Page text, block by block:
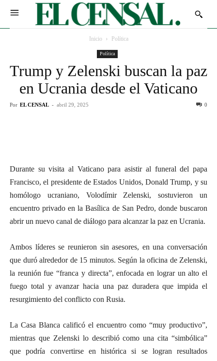
Inicio Política
Política
Trump y Zelenski buscan la paz
en Ucrania desde el Vaticano
Por EL CENSAL - abril 29, 2025 0
Durante su visita al Vaticano para asistir al funeral del papa
Francisco, el presidente de Estados Unidos, Donald Trump, y su
homólogo ucraniano, Volodímir Zelenski, sostuvieron un
encuentro privado en la Basílica de San Pedro, donde buscaron
abrir un nuevo canal de diálogo para alcanzar la paz en Ucrania.
Ambos líderes se reunieron sin asesores, en una conversación
que duró alrededor de 15 minutos. Según la oficina de Zelenski,
la reunión fue “franca y directa”, enfocada en lograr un alto el
fuego total y avanzar hacia una paz duradera que impida el
resurgimiento del conflicto con Rusia.
La Casa Blanca calificó el encuentro como “muy productivo”,
mientras que Zelenski lo describió como una cita “simbólica”
que podría convertirse en histórica si se logran resultados